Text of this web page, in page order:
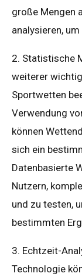
große Mengen
analysieren,
2. Statistische
weiterer
Sportwetten
Verwendung
können
sich ein
Datenbasierte
Nutzern,
und zu testen,
bestimmten
3. Echtzeit-
Technologie